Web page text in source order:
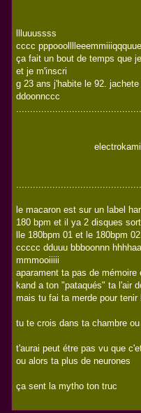
llluuussss
cccc
ça fait un bout de temps que
et je m'inscri
g 23 ans j'habite le 92.
ddoonnccc
electrokami té 1
le macaron est sur un label
180 bpm et il ya 2 disques
lle 180bpm 01 et le 180bpm
ccccc dduuu bbboonnn
mmmooiiiii
aparament ta pas de mémoire
kand a ton "pataqués" ta l'air
mais tu fai ta merde pour tenir
tu te crois dans ta chambre
t'aurai peut étre pas vu que
ou alors ta plus de neurones
ça sent la mytho ton truc